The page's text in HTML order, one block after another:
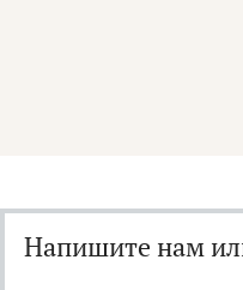
Напишите нам